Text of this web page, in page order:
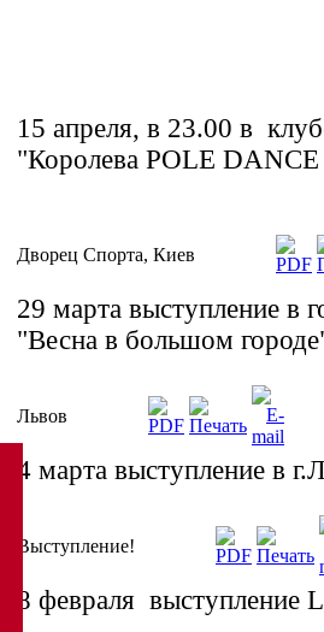
15 апреля, в 23.00 в
"Королева POLE
Дворец Спорта, Киев
29 марта выступление в
"Весна в большом
Львов
4 марта выступление в
Выступление!
8 февраля выступление